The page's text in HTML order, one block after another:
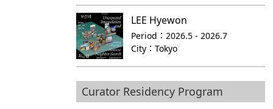
LEE Hyewon
Period：2026.5 - 2026.7
City：Tokyo
Curator Residency Program